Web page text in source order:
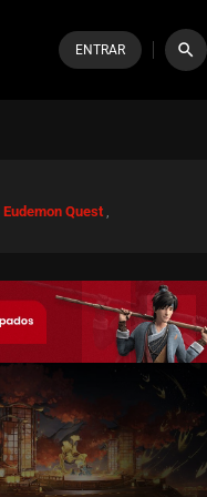
ENTRAR search
Eudemon Quest